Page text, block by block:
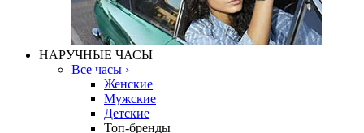
НАРУЧНЫЕ ЧАСЫ
Все часы ›
Женские
Мужские
Детские
Топ-бренды